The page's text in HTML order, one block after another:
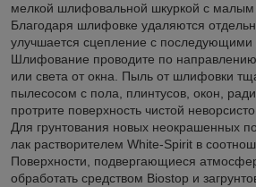
мелкой шлифовальной шкуркой с малым
Благодаря шлифовке удаляются
улучшается сцепление с последующими
Шлифование проводите по
или света от окна. Пыль от шлифовки
пылесосом с пола, плинтусов, окон,
протрите поверхность чистой
Для грунтования новых неокрашенных
лак растворителем White-Spirit в
Поверхности, подвергающиеся
обработать средством Biostop и